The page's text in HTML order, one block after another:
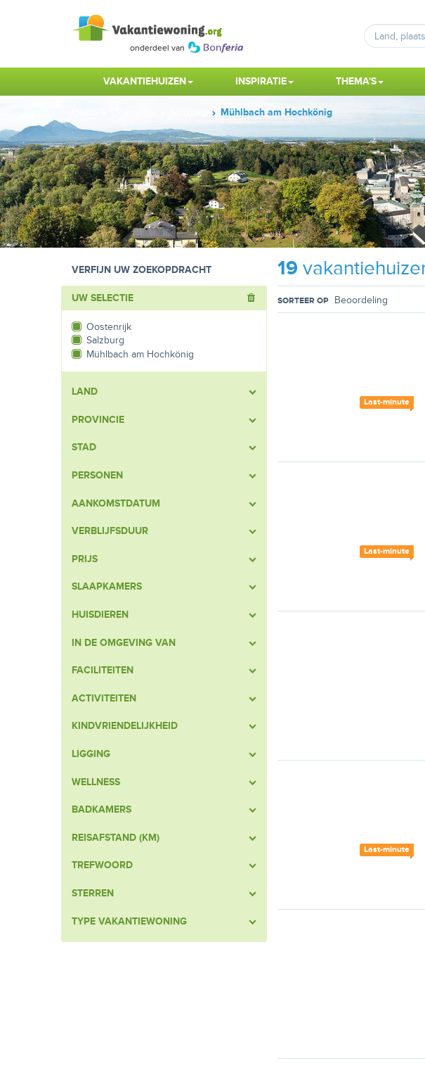
VAKANTIEHUIZEN INSPIRATIE THEMA'S
Mühlbach am Hochkönig
VERFIJN UW ZOEKOPDRACHT 19
UW SELECTIE
Oostenrijk
Salzburg
Mühlbach am Hochkönig
LAND
PROVINCIE
STAD
PERSONEN
AANKOMSTDATUM
VERBLIJFSDUUR
PRIJS
SLAAPKAMERS
HUISDIEREN
IN DE OMGEVING VAN
FACILITEITEN
ACTIVITEITEN
KINDVRIENDELIJKHEID
LIGGING
WELLNESS
BADKAMERS
REISAFSTAND (KM)
TREFWOORD
STERREN
TYPE VAKANTIEWONING
SORTEER OP
Last-minute
Last-minute
Last-minute